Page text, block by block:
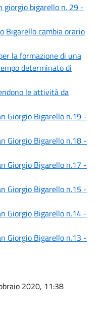
bigarello n. 29 -
Bigarello cambia orario
la formazione di una
determinato di
le attività da
Giorgio Bigarello n.19 -
Giorgio Bigarello n.18 -
Giorgio Bigarello n.17 -
Giorgio Bigarello n.15 -
Giorgio Bigarello n.14 -
Giorgio Bigarello n.13 -
2020, 11:38